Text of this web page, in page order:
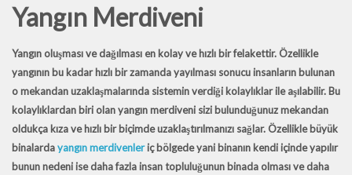
Yangın Merdiveni
Yangın oluşması ve dağılması en kolay ve hızlı bir felakettir. Özellikle
yangının bu kadar hızlı bir zamanda yayılması sonucu insanların bulunan
o mekandan uzaklaşmalarında sistemin verdiği kolaylıklar ile aşılabilir. Bu
kolaylıklardan biri olan yangın merdiveni sizi bulunduğunuz mekandan
oldukça kıza ve hızlı bir biçimde uzaklaştırılmanızı sağlar. Özellikle büyük
binalardayangın merdivenleriç bölgede yani binanın kendi içinde yapılır
bunun nedeni ise daha fazla insan topluluğunun binada olması ve daha